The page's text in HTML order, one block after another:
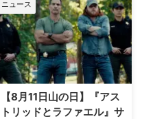
ニュース
【8月11日山の日】『アス
トリッドとラファエル』サ